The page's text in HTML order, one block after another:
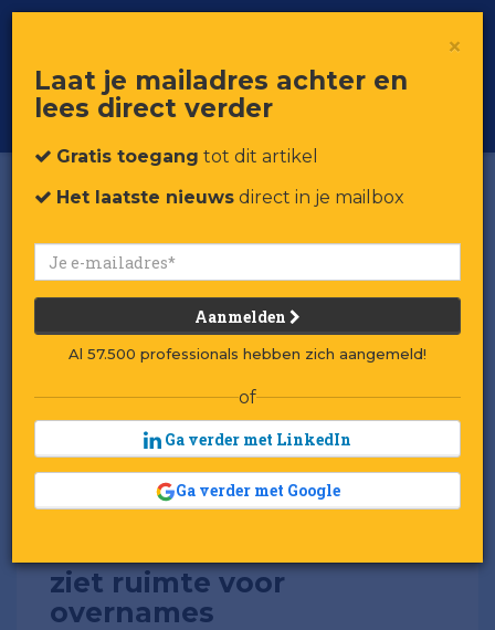
Voor professionals in retail & brands
Toggle
ziet ruimte voor
overnames
×
Laat je mailadres achter en
lees direct verder
Gratis toegang tot dit artikel
Het laatste nieuws direct in je mailbox
Aanmelden
Al 57.500 professionals hebben zich aangemeld!
of
Ga verder met LinkedIn
Ga verder met Google